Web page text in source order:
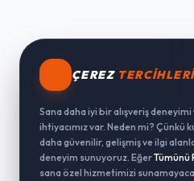
ÇEREZ TERCIHLERI
Sana daha iyi bir alışveriş
ihtiyacımız var. Neden mi? Çünkü
daha güvenilir, gelişmiş ve ilgi
deneyim sunuyoruz. EğerTümünü
sana özel hizmetimizi